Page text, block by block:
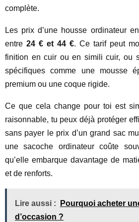
complète.
Les prix d’une housse ordinateur
entre 24 € et 44 €. Ce tarif peut
finition en cuir ou en simili cuir, ou
spécifiques comme une mousse
premium ou une coque rigide.
Ce que cela change pour toi est
raisonnable, tu peux déjà protéger
sans payer le prix d’un grand sac
une sacoche ordinateur coûte
qu’elle embarque davantage de
et de renforts.
Lire aussi :
Pourquoi acheter
d’occasion ?